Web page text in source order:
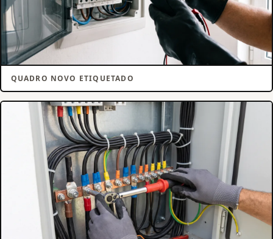
QUADRO NOVO ETIQUETADO